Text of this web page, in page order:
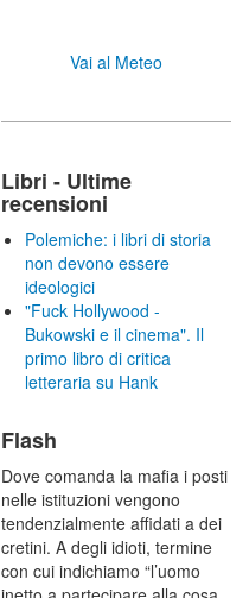
Vai al Meteo
Libri - Ultime
recensioni
Polemiche: i libri di storia
non devono essere
ideologici
"Fuck Hollywood -
Bukowski e il cinema". Il
primo libro di critica
letteraria su Hank
Flash
Dove comanda la mafia i posti
nelle istituzioni vengono
tendenzialmente affidati a dei
cretini. A degli idioti, termine
con cui indichiamo “l’uomo